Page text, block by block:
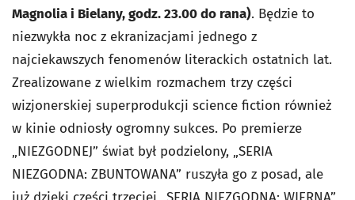
Magnolia i Bielany, godz. 23.00 do rana). Będzie to
niezwykła noc z ekranizacjami jednego z
najciekawszych fenomenów literackich ostatnich lat.
Zrealizowane z wielkim rozmachem trzy części
wizjonerskiej superprodukcji science fiction również
w kinie odniosły ogromny sukces. Po premierze
„NIEZGODNEJ” świat był podzielony, „SERIA
NIEZGODNA: ZBUNTOWANA” ruszyła go z posad, ale